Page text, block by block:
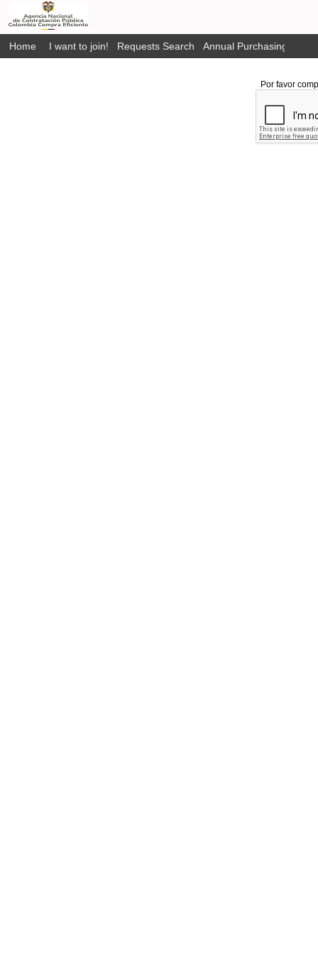
Home I want to join! Requests Search Annual Purchasing Plan
Por favor